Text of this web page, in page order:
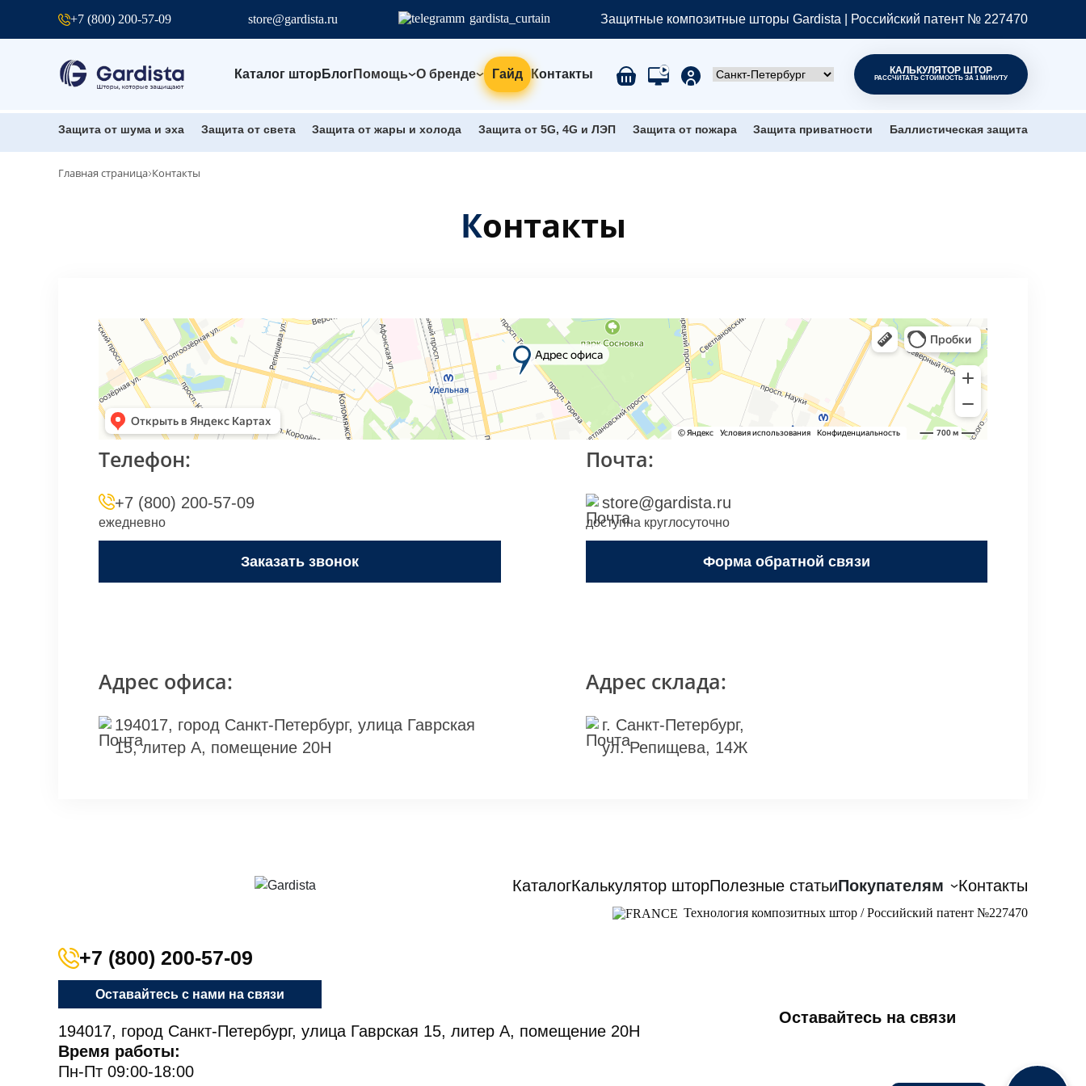
+7 (800) 200-57-09 store@gardista.ru gardista_curtain Защитные композитные шторы Gardista | Российский патент № 227470
Каталог штор БлогПомощь О бренде Гайд Контакты КАЛЬКУЛЯТОР ШТОР
РАССЧИТАТЬ СТОИМОСТЬ ЗА 1 МИНУТУ
Защита от шума и эха Защита от света Защита от жары и холода Защита от 5G, 4G и ЛЭП Защита от пожара Защита приватности Баллистическая защита
Главная страница Контакты
Контакты
Телефон:
+7 (800) 200-57-09
ежедневно
Заказать звонок
Почта:
store@gardista.ru
доступна круглосуточно
Форма обратной связи
Адрес офиса:
194017, город Санкт-Петербург, улица Гаврская
15, литер А, помещение 20Н
Адрес склада:
г. Санкт-Петербург,
ул. Репищева, 14Ж
КаталогКалькулятор шторПолезные статьиПокупателям Контакты
Технология композитных штор / Российский патент №227470
+7 (800) 200-57-09
Оставайтесь с нами на связи
194017, город Санкт-Петербург, улица Гаврская 15, литер А, помещение 20Н
Время работы:
Пн-Пт 09:00-18:00
Оставайтесь на связи